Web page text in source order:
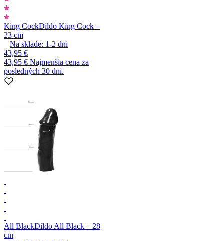
King CockDildo King Cock –
23 cm
Na sklade: 1-2 dni
43,95 €
43,95 € Najmenšia cena za
posledných 30 dní.
All BlackDildo All Black – 28
cm